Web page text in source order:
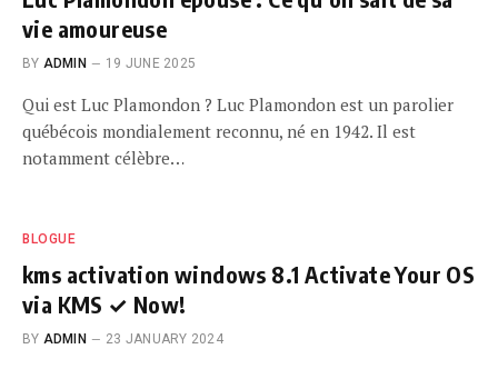
vie amoureuse
BY ADMIN 19 JUNE 2025
Qui est Luc Plamondon ? Luc Plamondon est un parolier
québécois mondialement reconnu, né en 1942. Il est
notamment célèbre…
BLOGUE
kms activation windows 8.1 Activate Your OS
via KMS ✓ Now!
BY ADMIN 23 JANUARY 2024